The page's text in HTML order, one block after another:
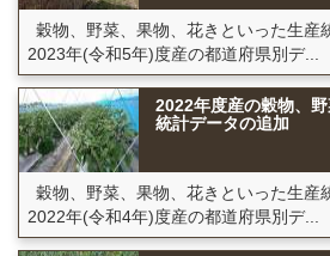
穀物、野菜、果物、花きといった生産
2023年(令和5年)度産の都道府県別デ...
2022年度産の穀物、
統計データの追加
穀物、野菜、果物、花きといった生産
2022年(令和4年)度産の都道府県別デ...